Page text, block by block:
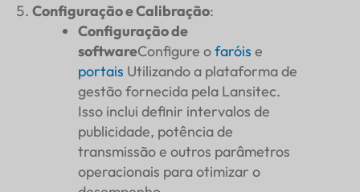
Configuração e Calibração:
Configuração de
softwareConfigure ofaróis e
portais Utilizando a plataforma de
gestão fornecida pela Lansitec.
Isso inclui definir intervalos de
publicidade, potência de
transmissão e outros parâmetros
operacionais para otimizar o